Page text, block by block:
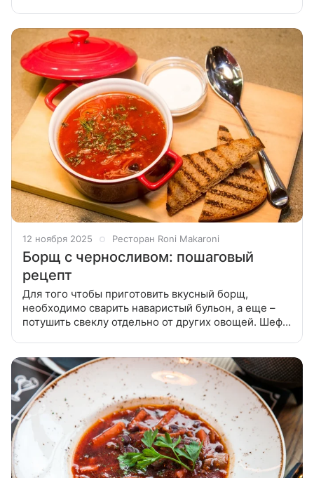
можно представить. Борщ получается п
12 ноября 2025 Ресторан Roni Makaroni
Борщ с черносливом: пошаговый
рецепт
Для того чтобы приготовить вкусный борщ,
необходимо сварить наваристый бульон, а еще –
потушить свеклу отдельно от других овощей. Шеф-